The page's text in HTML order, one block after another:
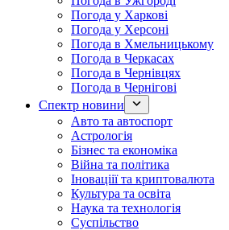
Погода у Харкові
Погода у Херсоні
Погода в Хмельницькому
Погода в Черкасах
Погода в Чернівцях
Погода в Чернігові
Спектр новини
Авто та автоспорт
Астрологія
Бізнес та економіка
Війна та політика
Іноваціії та криптовалюта
Культура та освіта
Наука та технологія
Суспільство